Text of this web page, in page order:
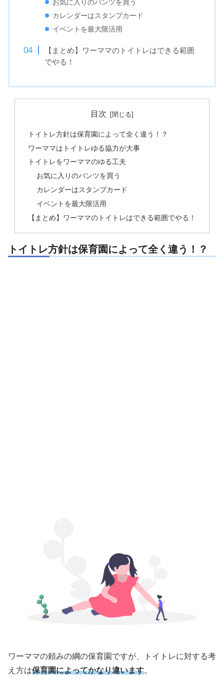
お気に入りのパンツを買う
カレンダーはスタンプカード
イベントを最大限活用
【まとめ】ワーママのトイトレはできる範囲
でやる！
目次
トイトレ方針は保育園によって全く違う！？
ワーママはトイトレゆる協力が大事
トイトレをワーママのゆる工夫
お気に入りのパンツを買う
カレンダーはスタンプカード
イベントを最大限活用
【まとめ】ワーママのトイトレはできる範囲でやる！
トイトレ方針は保育園によって全く違う！？
ワーママの頼みの綱の保育園ですが、トイトレに対する考
え方は保育園によってかなり違います。